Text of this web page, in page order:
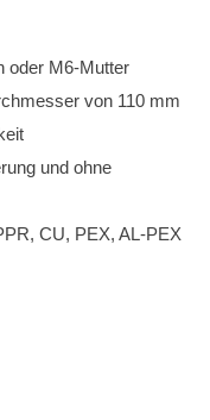
oder M6-Mutter
von 110 mm
und ohne
CU, PEX, AL-PEX